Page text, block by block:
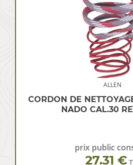
ALLEN
CORDON DE
NADO CAL.30
prix public
27.31 €